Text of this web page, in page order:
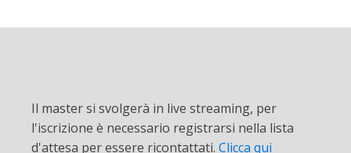
Il master si svolgerà in live streaming, per
l'iscrizione è necessario registrarsi nella lista
d'attesa per essere ricontattati. Clicca qui